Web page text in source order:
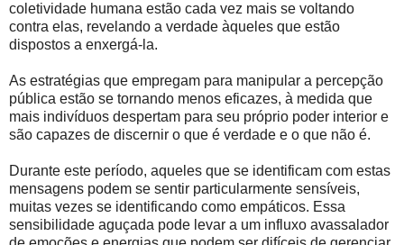
coletividade humana estão cada vez mais se voltando
contra elas, revelando a verdade àqueles que estão
dispostos a enxergá-la.
As estratégias que empregam para manipular a percepção
pública estão se tornando menos eficazes, à medida que
mais indivíduos despertam para seu próprio poder interior e
são capazes de discernir o que é verdade e o que não é.
Durante este período, aqueles que se identificam com estas
mensagens podem se sentir particularmente sensíveis,
muitas vezes se identificando como empáticos. Essa
sensibilidade aguçada pode levar a um influxo avassalador